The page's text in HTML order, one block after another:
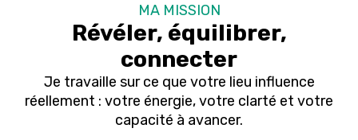
MA MISSION
Révéler, équilibrer,
connecter
Je travaille sur ce que votre lieu influence
réellement : votre énergie, votre clarté et votre
capacité à avancer.